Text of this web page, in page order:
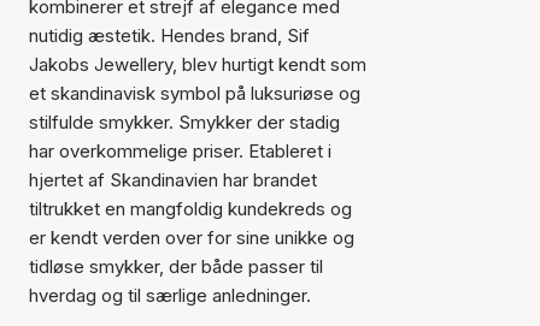
kombinerer et strejf af elegance med
nutidig æstetik. Hendes brand, Sif
Jakobs Jewellery, blev hurtigt kendt som
et skandinavisk symbol på luksuriøse og
stilfulde smykker. Smykker der stadig
har overkommelige priser. Etableret i
hjertet af Skandinavien har brandet
tiltrukket en mangfoldig kundekreds og
er kendt verden over for sine unikke og
tidløse smykker, der både passer til
hverdag og til særlige anledninger.